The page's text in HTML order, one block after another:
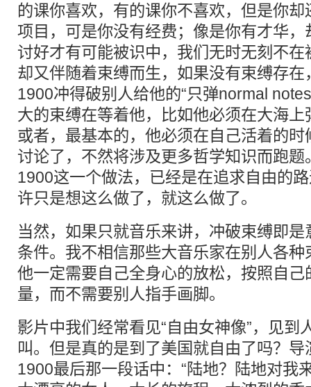
的课你喜欢，有的课你不喜欢，但是你
项目，可是你没有经费；像是你有才华
讨好才有可能被识中，我们无时无刻不
却又伴随着束缚而生，如果没有束缚存
1900冲得破别人给他的“只弹normal
大的束缚在等着他，比如他必须在大海
或者，最基本的，他必须在自己活着的
讨论了，不然将涉及更多哲学知识而跑
1900这一个做法，已经是在追求自由的
许只是想这么做了，就这么做了。
当然，如果只就音乐来讲，冲破束缚即
条件。我不相信那些大音乐家在别人各
他一定需要自己全身心的放松，按照自
量，而不需要别人指手画脚。
影片中我们经常看见“自由女神像”，见到
叫。但是真的是到了美国就自由了吗？
1900最后那一段话中：“陆地？陆地对我